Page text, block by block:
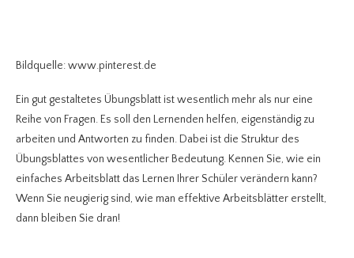
Bildquelle: www.pinterest.de
Ein gut gestaltetes Übungsblatt ist wesentlich mehr als nur eine
Reihe von Fragen. Es soll den Lernenden helfen, eigenständig zu
arbeiten und Antworten zu finden. Dabei ist die Struktur des
Übungsblattes von wesentlicher Bedeutung. Kennen Sie, wie ein
einfaches Arbeitsblatt das Lernen Ihrer Schüler verändern kann?
Wenn Sie neugierig sind, wie man effektive Arbeitsblätter erstellt,
dann bleiben Sie dran!